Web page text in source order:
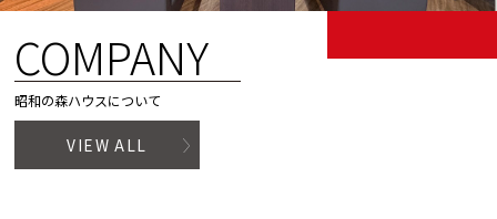
COMPANY
昭和の森ハウスについて
VIEW ALL